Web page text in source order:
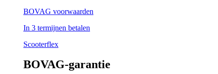
BOVAG voorwaarden
In 3 termijnen betalen
Scooterflex
BOVAG-garantie